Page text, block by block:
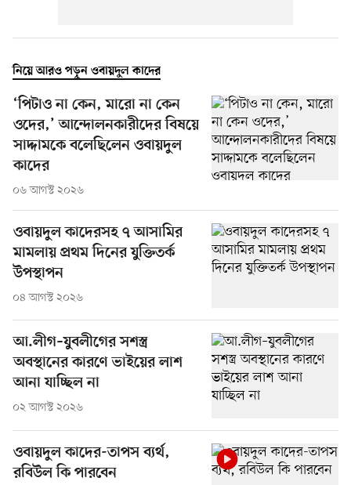
নিয়ে আরও পড়ুন ওবায়দুল কাদের
‘পিটাও না কেন, মারো না কেন
ওদের,’ আন্দোলনকারীদের বিষয়ে
সাদ্দামকে বলেছিলেন ওবায়দুল
কাদের
০৬ আগস্ট ২০২৬
ওবায়দুল কাদেরসহ ৭ আসামির
মামলায় প্রথম দিনের যুক্তিতর্ক
উপস্থাপন
০৪ আগস্ট ২০২৬
আ.লীগ–যুবলীগের সশস্ত্র
অবস্থানের কারণে ভাইয়ের লাশ
আনা যাচ্ছিল না
০২ আগস্ট ২০২৬
ওবায়দুল কাদের-তাপস ব্যর্থ,
রবিউল কি পারবেন